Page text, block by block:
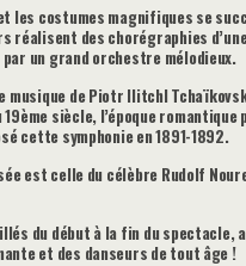
les costumes magnifiques se
réalisent des chorégraphies
un grand orchestre mélodieux.
musique de Piotr IlitchI
siècle, l’époque romantique
cette symphonie en 1891-1892.
est celle du célèbre Rudolf
du début à la fin du spectacle,
et des danseurs de tout âge !